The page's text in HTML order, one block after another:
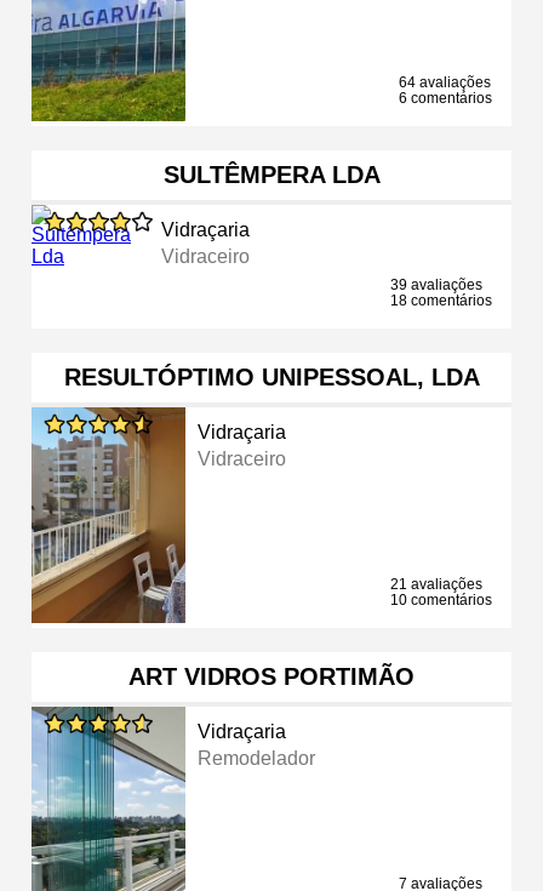
64 avaliações
6 comentários
SULTÊMPERA LDA
Vidraçaria
Vidraceiro
39 avaliações
18 comentários
RESULTÓPTIMO UNIPESSOAL, LDA
Vidraçaria
Vidraceiro
21 avaliações
10 comentários
ART VIDROS PORTIMÃO
Vidraçaria
Remodelador
7 avaliações